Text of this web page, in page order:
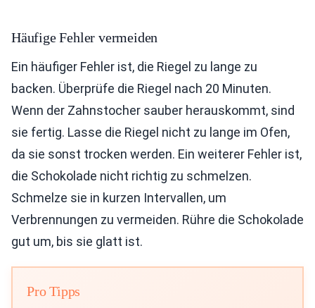
Häufige Fehler vermeiden
Ein häufiger Fehler ist, die Riegel zu lange zu
backen. Überprüfe die Riegel nach 20 Minuten.
Wenn der Zahnstocher sauber herauskommt, sind
sie fertig. Lasse die Riegel nicht zu lange im Ofen,
da sie sonst trocken werden. Ein weiterer Fehler ist,
die Schokolade nicht richtig zu schmelzen.
Schmelze sie in kurzen Intervallen, um
Verbrennungen zu vermeiden. Rühre die Schokolade
gut um, bis sie glatt ist.
Pro Tipps